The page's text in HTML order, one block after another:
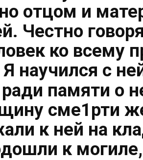
отцом и
Честно
ко всему
научился с
памяти о
сме1рти
к ней на
к могиле,